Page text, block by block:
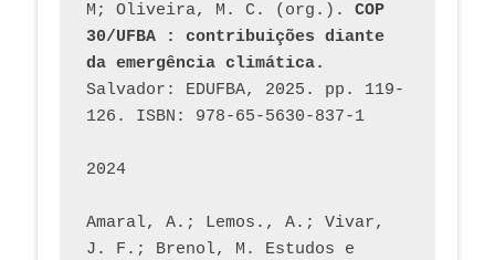
M; Oliveira, M. C. (org.). COP
30/UFBA : contribuições diante
da emergência climática.
Salvador: EDUFBA, 2025. pp. 119-
126. ISBN: 978-65-5630-837-1
2024
Amaral, A.; Lemos., A.; Vivar,
J. F.; Brenol, M. Estudos e